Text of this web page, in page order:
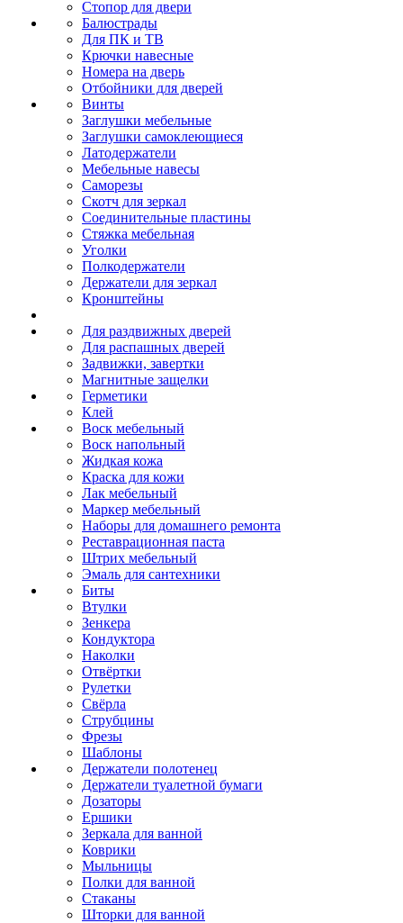
Стопор для двери
Балюстрады
Для ПК и ТВ
Крючки навесные
Номера на дверь
Отбойники для дверей
Винты
Заглушки мебельные
Заглушки самоклеющиеся
Латодержатели
Мебельные навесы
Саморезы
Скотч для зеркал
Соединительные пластины
Стяжка мебельная
Уголки
Полкодержатели
Держатели для зеркал
Кронштейны
Для раздвижных дверей
Для распашных дверей
Задвижки, завертки
Магнитные защелки
Герметики
Клей
Воск мебельный
Воск напольный
Жидкая кожа
Краска для кожи
Лак мебельный
Маркер мебельный
Наборы для домашнего ремонта
Реставрационная паста
Штрих мебельный
Эмаль для сантехники
Биты
Втулки
Зенкера
Кондуктора
Наколки
Отвёртки
Рулетки
Свёрла
Струбцины
Фрезы
Шаблоны
Держатели полотенец
Держатели туалетной бумаги
Дозаторы
Ершики
Зеркала для ванной
Коврики
Мыльницы
Полки для ванной
Стаканы
Шторки для ванной